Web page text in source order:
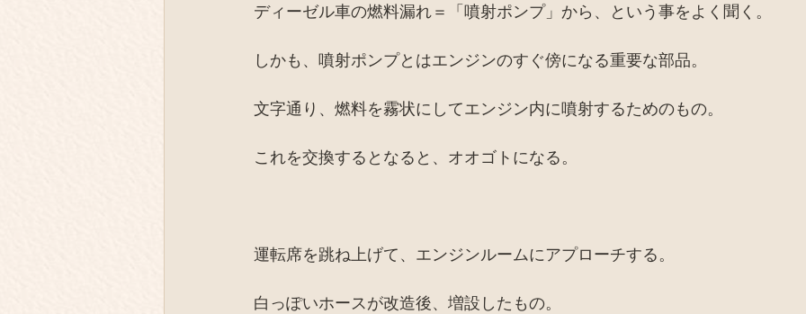
ディーゼル車の燃料漏れ＝「噴射ポンプ」から、という事をよく聞く。
しかも、噴射ポンプとはエンジンのすぐ傍になる重要な部品。
文字通り、燃料を霧状にしてエンジン内に噴射するためのもの。
これを交換するとなると、オオゴトになる。
運転席を跳ね上げて、エンジンルームにアプローチする。
白っぽいホースが改造後、増設したもの。